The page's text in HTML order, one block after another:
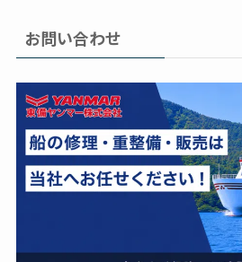
お問い合わせ